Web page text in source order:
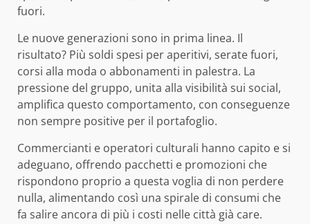
fuori.
Le nuove generazioni sono in prima linea. Il
risultato? Più soldi spesi per aperitivi, serate fuori,
corsi alla moda o abbonamenti in palestra. La
pressione del gruppo, unita alla visibilità sui social,
amplifica questo comportamento, con conseguenze
non sempre positive per il portafoglio.
Commercianti e operatori culturali hanno capito e si
adeguano, offrendo pacchetti e promozioni che
rispondono proprio a questa voglia di non perdere
nulla, alimentando così una spirale di consumi che
fa salire ancora di più i costi nelle città già care.